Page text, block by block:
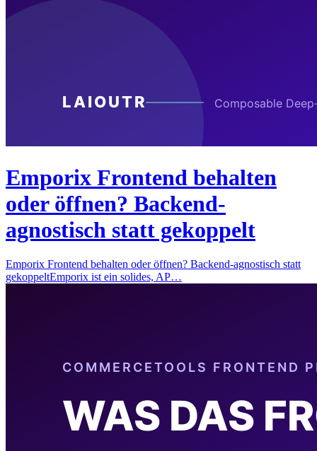
Emporix Frontend behalten
oder öffnen? Backend-
agnostisch statt gekoppelt
Emporix Frontend behalten oder öffnen? Backend-agnostisch statt
gekoppeltEmporix ist ein solides, AP…